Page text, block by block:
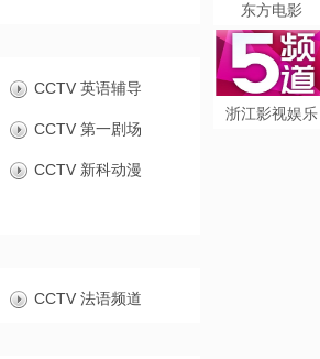
CCTV 英语辅导
CCTV 第一剧场
CCTV 新科动漫
CCTV 法语频道
东方电影
浙江影视娱乐